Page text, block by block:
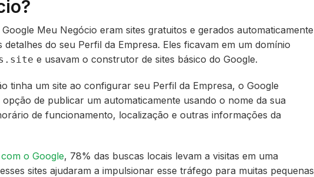
Google Meu Negócio eram sites gratuitos e gerados automaticamente
detalhes do seu Perfil da Empresa. Eles ficavam em um domínio
e usavam o construtor de sites básico do Google.
tinha um site ao configurar seu Perfil da Empresa, o Google
de publicar um automaticamente usando o nome da sua
de funcionamento, localização e outras informações da
o Google, 78% das buscas locais levam a visitas em uma
sites ajudaram a impulsionar esse tráfego para muitas pequenas